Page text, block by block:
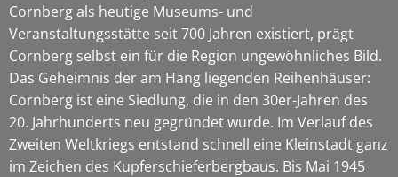
Cornberg als heutige Museums- und
Veranstaltungsstätte seit 700 Jahren existiert, prägt
Cornberg selbst ein für die Region ungewöhnliches Bild.
Das Geheimnis der am Hang liegenden Reihenhäuser:
Cornberg ist eine Siedlung, die in den 30er-Jahren des
20. Jahrhunderts neu gegründet wurde. Im Verlauf des
Zweiten Weltkriegs entstand schnell eine Kleinstadt ganz
im Zeichen des Kupferschieferbergbaus. Bis Mai 1945